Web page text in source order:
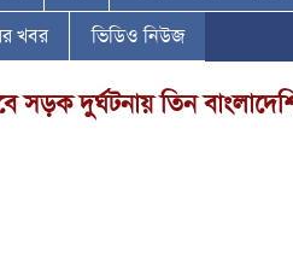
খবর ভিডিও নিউজ
সড়ক দুর্ঘটনায় তিন